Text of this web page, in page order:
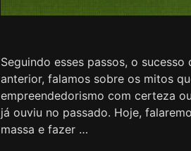
Seguindo esses passos, o
anterior, falamos sobre os mitos
empreendedorismo com certeza
já ouviu no passado. Hoje,
massa e fazer …